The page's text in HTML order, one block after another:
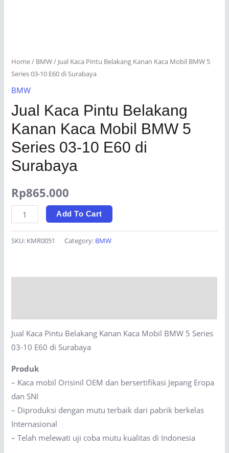
Home/ BMW/ Jual Kaca Pintu Belakang Kanan Kaca Mobil BMW 5
Series 03-10 E60 di Surabaya
BMW
Jual Kaca Pintu Belakang
Kanan Kaca Mobil BMW 5
Series 03-10 E60 di
Surabaya
Rp865.000
Jual
Kaca
Pintu
5
Series
03-
10
E60
di
Surabaya
quantity
Add To Cart
SKU: KMR0051 Category: BMW
Jual Kaca Pintu Belakang Kanan Kaca Mobil BMW 5 Series
03-10 E60 di Surabaya
Produk
– Kaca mobil Orisinil OEM dan bersertifikasi Jepang Eropa
dan SNI
– Diproduksi dengan mutu terbaik dari pabrik berkelas
Internasional
– Telah melewati uji coba mutu kualitas di Indonesia